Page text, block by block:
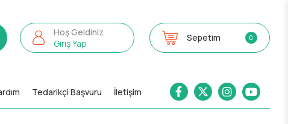
Hoş Geldiniz
Giriş Yap
Sepetim 0
Tedarikçi Başvuru İletişim